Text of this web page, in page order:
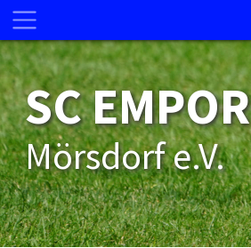
SC EMPOR
Mörsdorf e.V.